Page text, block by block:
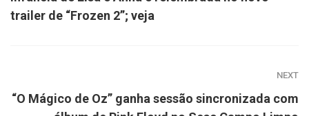
trailer de “Frozen 2”; veja
NEXT
“O Mágico de Oz” ganha sessão sincronizada com